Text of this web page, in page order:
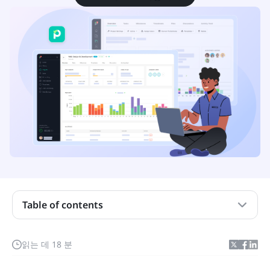
읽는 데 18 분
Table of contents
핵심 요약: 최고의 Paymo 대안